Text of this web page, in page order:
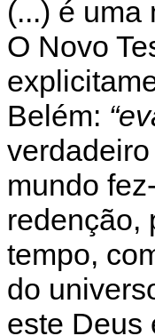
(...) é uma
O Novo
Belém:
mundo
redenção,
tempo,
do
este Deus